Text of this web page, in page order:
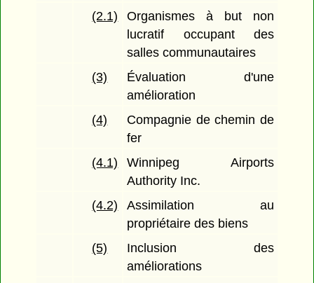
(2.1)
Organismes à but non
lucratif occupant des
salles communautaires
(3)
Évaluation d'une
amélioration
(4)
Compagnie de chemin de
fer
(4.1)
Winnipeg Airports
Authority Inc.
(4.2)
Assimilation au
propriétaire des biens
(5)
Inclusion des
améliorations